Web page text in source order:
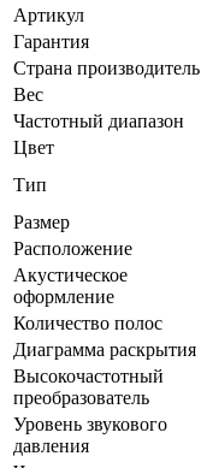
Артикул
Гарантия
Страна производитель
Вес
Частотный диапазон
Цвет
Тип
Размер
Расположение
Акустическое
оформление
Количество полос
Диаграмма раскрытия
Высокочастотный
преобразователь
Уровень звукового
давления